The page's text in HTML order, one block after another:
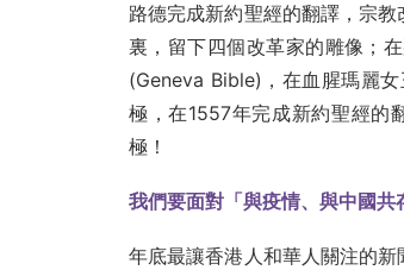
路德完成新約聖經的翻譯，宗
裏，留下四個改革家的雕像；
(Geneva Bible)，在血腥瑪麗
極，在1557年完成新約聖經的
極！
我們要面對「與疫情、與中國共
年底最讓香港人和華人關注的